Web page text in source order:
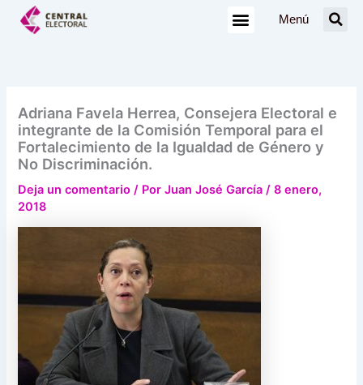
Menú
Adriana Favela Herrea, Consejera Electoral e
integrante de la Comisión Temporal para el
Fortalecimiento de la Igualdad de Género y
No Discriminación.
Deja un comentario / PorJuan José García/8 enero,
2018